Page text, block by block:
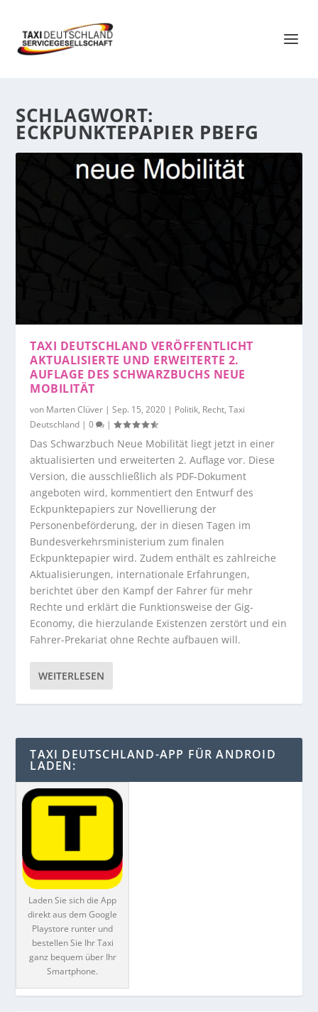
SCHLAGWORT:
ECKPUNKTEPAPIER PBEFG
TAXI DEUTSCHLAND VERÖFFENTLICHT
AKTUALISIERTE UND ERWEITERTE 2.
AUFLAGE DES SCHWARZBUCHS NEUE
MOBILITÄT
von Marten Clüver |Sep. 15, 2020 | Politik, Recht,Taxi
Deutschland |0 |
Das Schwarzbuch Neue Mobilität liegt jetzt in einer
aktualisierten und erweiterten 2. Auflage vor. Diese
Version, die ausschließlich als PDF-Dokument
angeboten wird, kommentiert den Entwurf des
Eckpunktepapiers zur Novellierung der
Personenbeförderung, der in diesen Tagen im
Bundesverkehrsministerium zum finalen
Eckpunktepapier wird. Zudem enthält es zahlreiche
Aktualisierungen, internationale Erfahrungen,
berichtet über den Kampf der Fahrer für mehr
Rechte und erklärt die Funktionsweise der Gig-
Economy, die hierzulande Existenzen zerstört und ein
Fahrer-Prekariat ohne Rechte aufbauen will.
WEITERLESEN
TAXI DEUTSCHLAND-APP FÜR ANDROID
LADEN:
Laden Sie sich die App
direkt aus dem Google
Playstore runter und
bestellen Sie Ihr Taxi
ganz bequem über Ihr
Smartphone.